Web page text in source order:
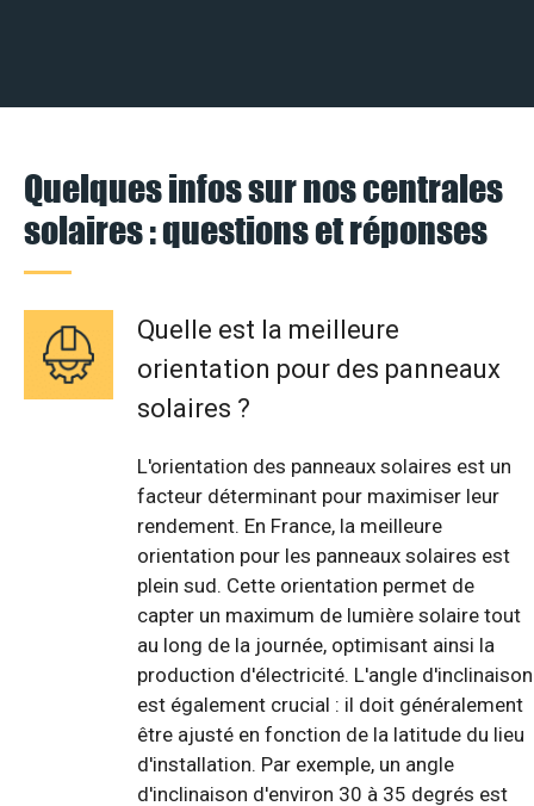
Quelques infos sur nos centrales
solaires : questions et réponses
Quelle est la meilleure
orientation pour des panneaux
solaires ?
L'orientation des panneaux solaires est un
facteur déterminant pour maximiser leur
rendement. En France, la meilleure
orientation pour les panneaux solaires est
plein sud. Cette orientation permet de
capter un maximum de lumière solaire tout
au long de la journée, optimisant ainsi la
production d'électricité. L'angle d'inclinaison
est également crucial : il doit généralement
être ajusté en fonction de la latitude du lieu
d'installation. Par exemple, un angle
d'inclinaison d'environ 30 à 35 degrés est